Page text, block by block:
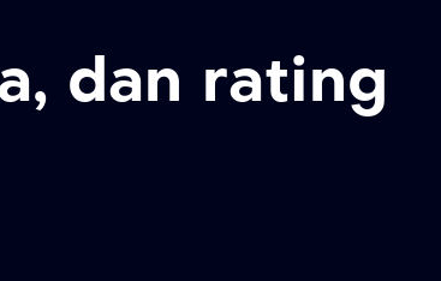
dan rating